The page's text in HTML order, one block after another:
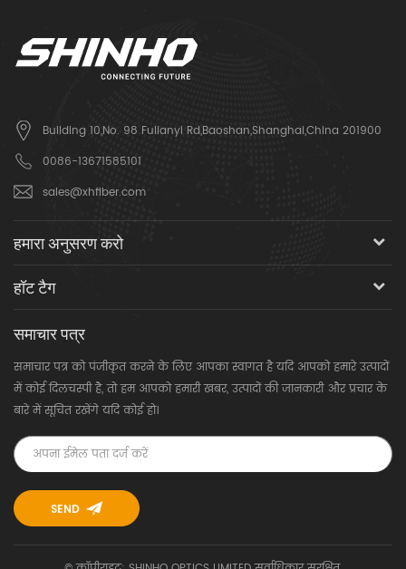
Building 10,No. 98 Fulianyi Rd,Baoshan,Shanghai,China 201900
0086-13671585101
sales@xhfiber.com
हमारा अनुसरण करो
हॉट टैग
समाचार पत्र
समाचार पत्र को पंजीकृत करने के लिए आपका स्वागत है यदि आपको हमारे उत्पादों
में कोई दिलचस्पी है, तो हम आपको हमारी खबर, उत्पादों की जानकारी और प्रचार के
बारे में सूचित रखेंगे यदि कोई हो।